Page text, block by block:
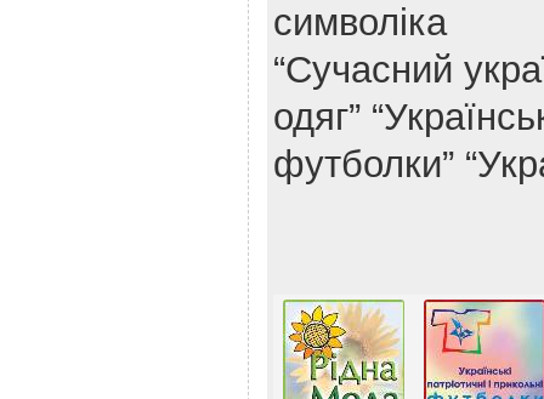
символіка
“Сучасний
одяг”
футболки”